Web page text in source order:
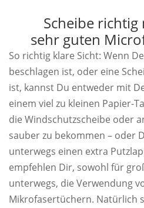
Scheibe
sehr guten
So richtig klare Sicht: Wenn
beschlagen ist, oder eine
ist, kannst Du entweder mit
einem viel zu kleinen Papier-
die Windschutzscheibe oder
sauber zu bekommen – oder
unterwegs einen extra
empfehlen Dir, sowohl für
unterwegs, die Verwendung
Mikrofasertüchern. Natürlich